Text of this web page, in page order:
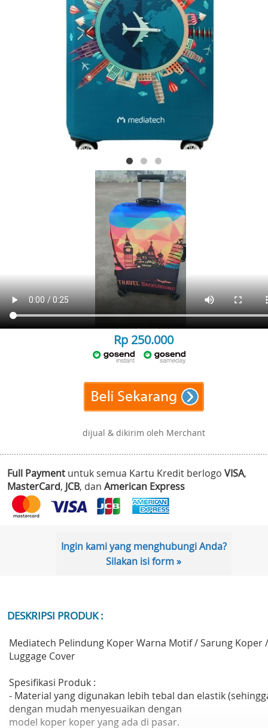
Rp 250.000
dijual & dikirim oleh Merchant
Full Payment untuk semua Kartu Kredit berlogo VISA,
MasterCard, JCB, dan American Express
Ingin kami yang menghubungi Anda?
Silakan isi form »
DESKRIPSI PRODUK :
Mediatech Pelindung Koper Warna Motif / Sarung Koper /
Luggage Cover
Spesifikasi Produk :
- Material yang digunakan lebih tebal dan elastik
dengan mudah menyesuaikan dengan
model koper koper yang ada di pasar.